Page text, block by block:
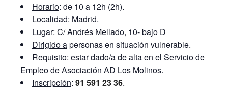
Horario: de 10 a 12h (2h).
Localidad: Madrid.
Lugar: C/ Andrés Mellado, 10- bajo D
Dirigido apersonas en situación vulnerable.
Requisito: estar dado/a de alta en el Servicio de
Empleode Asociación AD Los Molinos.
Inscripción: 91 591 23 36.